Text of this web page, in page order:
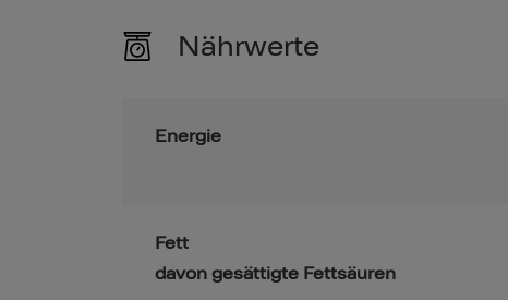
Nährwerte
Energie
Fett
davon gesättigte Fettsäuren